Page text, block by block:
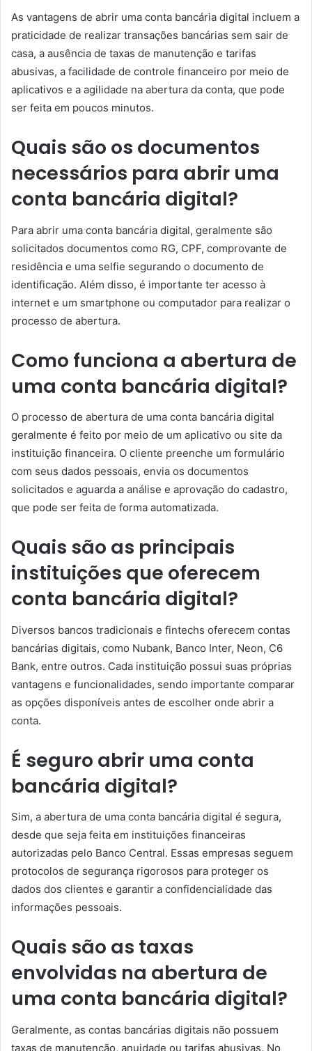
As vantagens de abrir uma conta bancária digital incluem a
praticidade de realizar transações bancárias sem sair de
casa, a ausência de taxas de manutenção e tarifas
abusivas, a facilidade de controle financeiro por meio de
aplicativos e a agilidade na abertura da conta, que pode
ser feita em poucos minutos.
Quais são os documentos
necessários para abrir uma
conta bancária digital?
Para abrir uma conta bancária digital, geralmente são
solicitados documentos como RG, CPF, comprovante de
residência e uma selfie segurando o documento de
identificação. Além disso, é importante ter acesso à
internet e um smartphone ou computador para realizar o
processo de abertura.
Como funciona a abertura de
uma conta bancária digital?
O processo de abertura de uma conta bancária digital
geralmente é feito por meio de um aplicativo ou site da
instituição financeira. O cliente preenche um formulário
com seus dados pessoais, envia os documentos
solicitados e aguarda a análise e aprovação do cadastro,
que pode ser feita de forma automatizada.
Quais são as principais
instituições que oferecem
conta bancária digital?
Diversos bancos tradicionais e fintechs oferecem contas
bancárias digitais, como Nubank, Banco Inter, Neon, C6
Bank, entre outros. Cada instituição possui suas próprias
vantagens e funcionalidades, sendo importante comparar
as opções disponíveis antes de escolher onde abrir a
conta.
É seguro abrir uma conta
bancária digital?
Sim, a abertura de uma conta bancária digital é segura,
desde que seja feita em instituições financeiras
autorizadas pelo Banco Central. Essas empresas seguem
protocolos de segurança rigorosos para proteger os
dados dos clientes e garantir a confidencialidade das
informações pessoais.
Quais são as taxas
envolvidas na abertura de
uma conta bancária digital?
Geralmente, as contas bancárias digitais não possuem
taxas de manutenção, anuidade ou tarifas abusivas. No